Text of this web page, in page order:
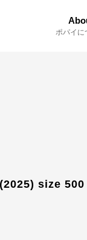
ポパイに
size 500